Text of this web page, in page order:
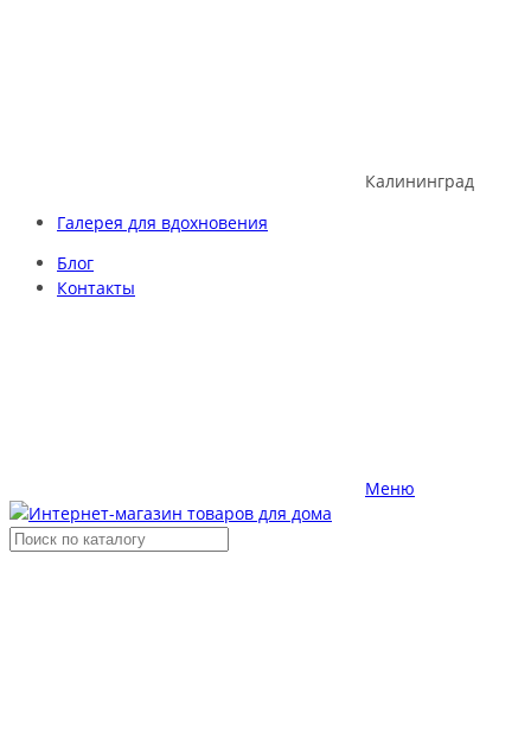
Калининград
Галерея для вдохновения
Блог
Контакты
Меню